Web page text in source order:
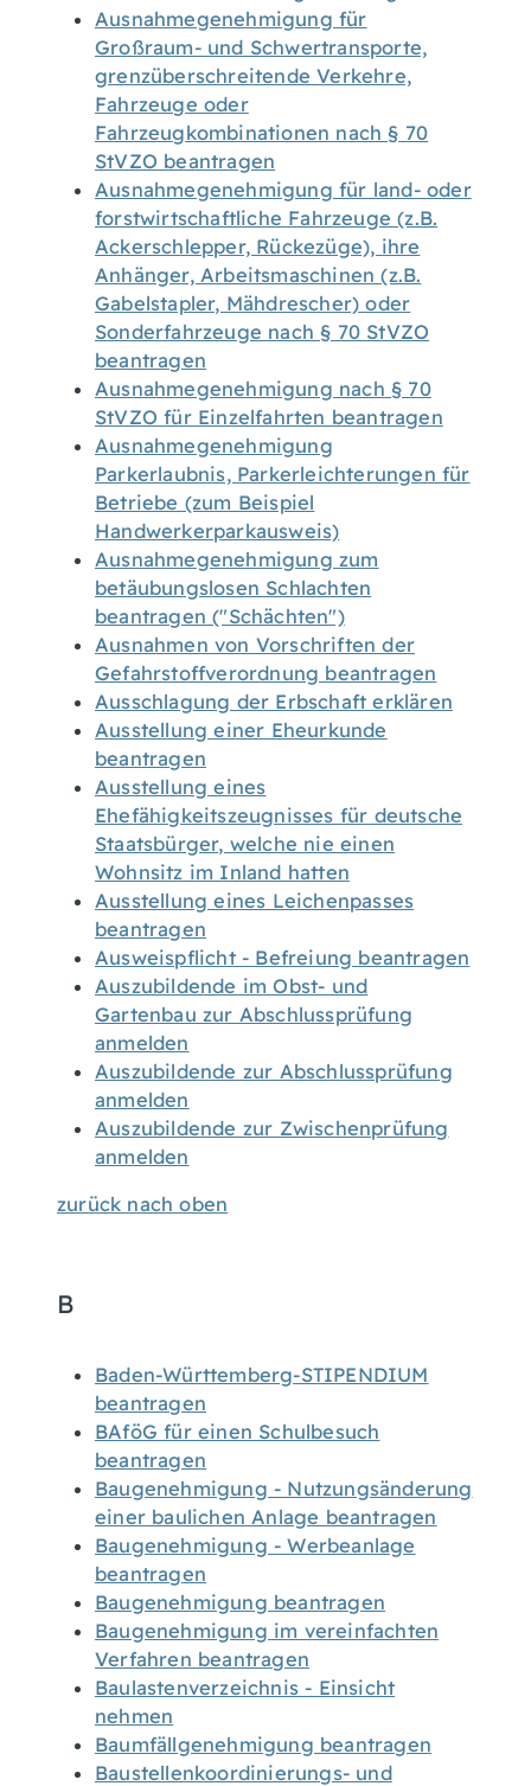
Ausnahmegenehmigung für
Großraum- und Schwertransporte,
grenzüberschreitende Verkehre,
Fahrzeuge oder
Fahrzeugkombinationen nach § 70
StVZO beantragen
Ausnahmegenehmigung für land- oder
forstwirtschaftliche Fahrzeuge (z.B.
Ackerschlepper, Rückezüge), ihre
Anhänger, Arbeitsmaschinen (z.B.
Gabelstapler, Mähdrescher) oder
Sonderfahrzeuge nach § 70 StVZO
beantragen
Ausnahmegenehmigung nach § 70
StVZO für Einzelfahrten beantragen
Ausnahmegenehmigung
Parkerlaubnis, Parkerleichterungen für
Betriebe (zum Beispiel
Handwerkerparkausweis)
Ausnahmegenehmigung zum
betäubungslosen Schlachten
beantragen ("Schächten")
Ausnahmen von Vorschriften der
Gefahrstoffverordnung beantragen
Ausschlagung der Erbschaft erklären
Ausstellung einer Eheurkunde
beantragen
Ausstellung eines
Ehefähigkeitszeugnisses für deutsche
Staatsbürger, welche nie einen
Wohnsitz im Inland hatten
Ausstellung eines Leichenpasses
beantragen
Ausweispflicht - Befreiung beantragen
Auszubildende im Obst- und
Gartenbau zur Abschlussprüfung
anmelden
Auszubildende zur Abschlussprüfung
anmelden
Auszubildende zur Zwischenprüfung
anmelden
zurück nach oben
B
Baden-Württemberg-STIPENDIUM
beantragen
BAföG für einen Schulbesuch
beantragen
Baugenehmigung - Nutzungsänderung
einer baulichen Anlage beantragen
Baugenehmigung - Werbeanlage
beantragen
Baugenehmigung beantragen
Baugenehmigung im vereinfachten
Verfahren beantragen
Baulastenverzeichnis - Einsicht
nehmen
Baumfällgenehmigung beantragen
Baustellenkoordinierungs- und